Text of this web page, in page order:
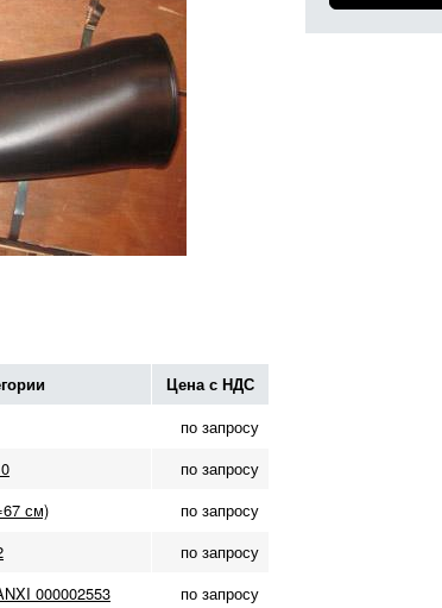
Цена с НДС
по запросу
по запросу
см)
по запросу
по запросу
000002553
по запросу